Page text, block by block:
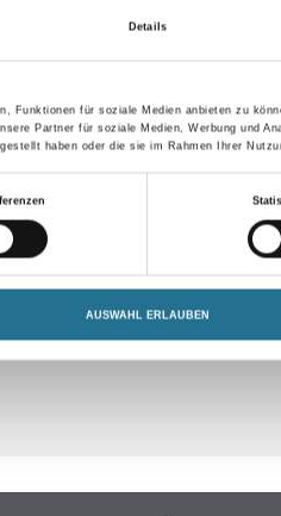
Details
Funktionen für soziale Medien anbieten zu
Partner für soziale Medien, Werbung und
haben oder die sie im Rahmen Ihrer
AUSWAHL ERLAUBEN